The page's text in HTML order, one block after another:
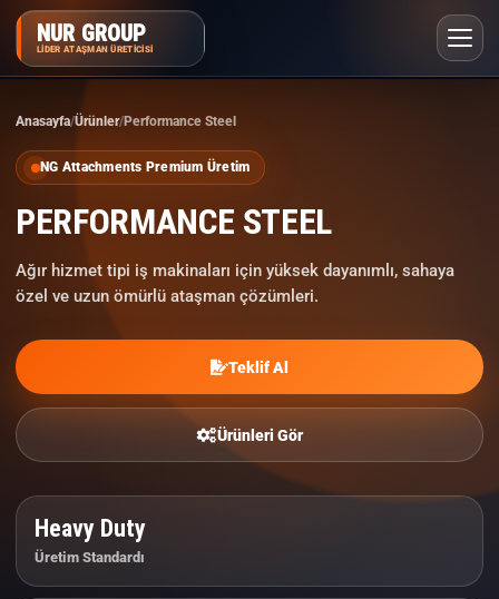
NUR GROUP
LIDER ATAŞMAN ÜRETICISI
SIKÇA SORULAN SORULAR
Anasayfa Ürünler Performance Steel
NG Attachments Premium Üretim
PERFORMANCE STEEL
Ağır hizmet tipi iş makinaları için yüksek dayanımlı, sahaya
özel ve uzun ömürlü ataşman çözümleri.
Teklif Al
Ürünleri Gör
Heavy Duty
Üretim Standardı